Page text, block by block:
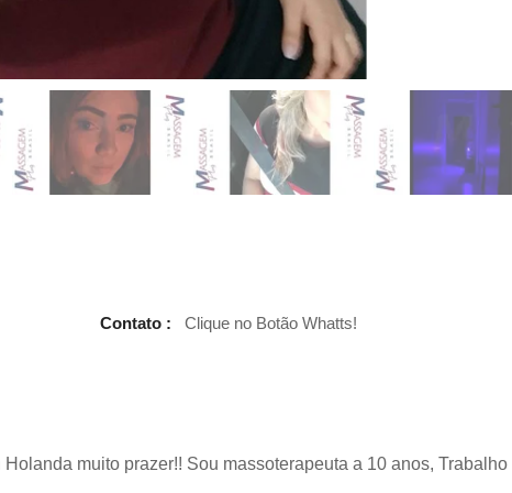
Contato : Clique no Botão Whatts!
muito prazer!! Sou massoterapeuta a 10 anos, Trabalho